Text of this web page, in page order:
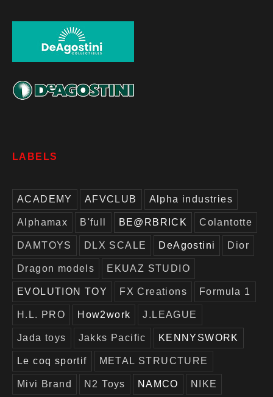
LABELS
ACADEMY AFVCLUB Alpha industries
Alphamax B'full BE@RBRICK Colantotte
DAMTOYS DLX SCALE DeAgostini Dior
Dragon models EKUAZ STUDIO
EVOLUTION TOY FX Creations Formula 1
H.L. PRO How2work J.LEAGUE
Jada toys Jakks Pacific KENNYSWORK
Le coq sportif METAL STRUCTURE
Mivi Brand N2 Toys NAMCO NIKE